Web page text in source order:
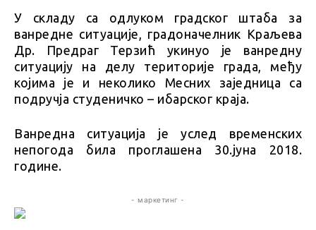
У складу са одлуком градског штаба за
ванредне ситуације, градоначелник Краљева
Др. Предраг Терзић укинуо је ванредну
ситуацију на делу територије града, међу
којима је и неколико Месних заједница са
подручја студеничко – ибарског краја.
Ванредна ситуација је услед временских
непогода била проглашена 30.јуна 2018.
године.
- маркетинг -